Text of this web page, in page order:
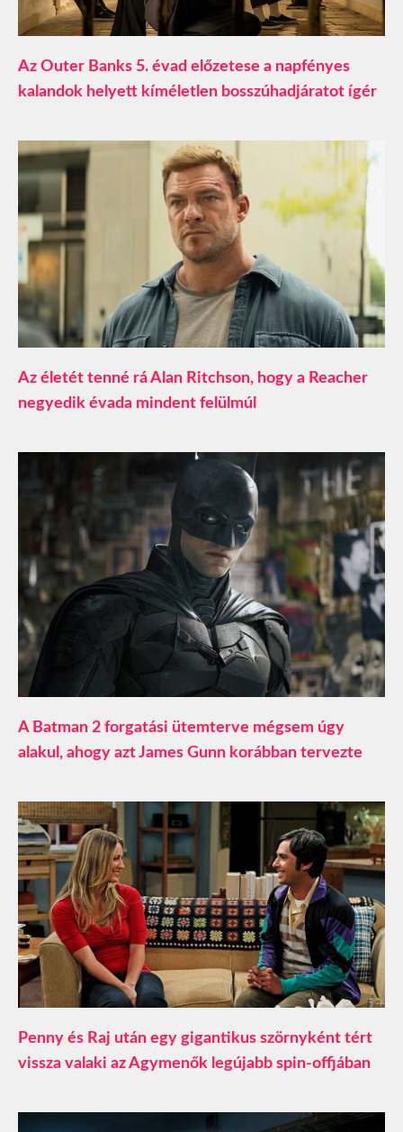
Az Outer Banks 5. évad előzetese a napfényes
kalandok helyett kíméletlen bosszúhadjáratot ígér
Az életét tenné rá Alan Ritchson, hogy a Reacher
negyedik évada mindent felülmúl
A Batman 2 forgatási ütemterve mégsem úgy
alakul, ahogy azt James Gunn korábban tervezte
Penny és Raj után egy gigantikus szörnyként tért
vissza valaki az Agymenők legújabb spin-offjában